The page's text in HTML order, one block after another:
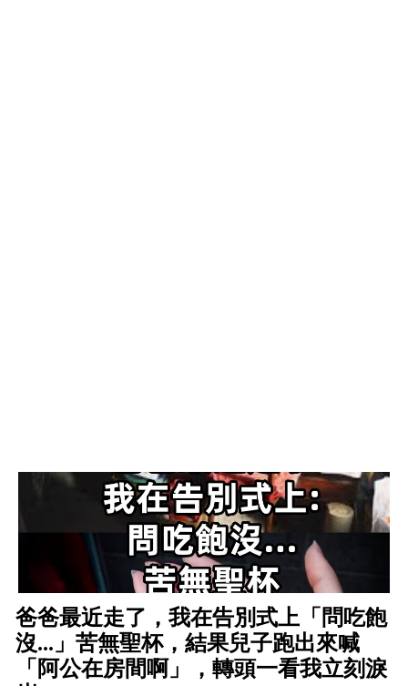
爸爸最近走了，我在告別式上「問吃飽
沒...」苦無聖杯，結果兒子跑出來喊
「阿公在房間啊」，轉頭一看我立刻淚